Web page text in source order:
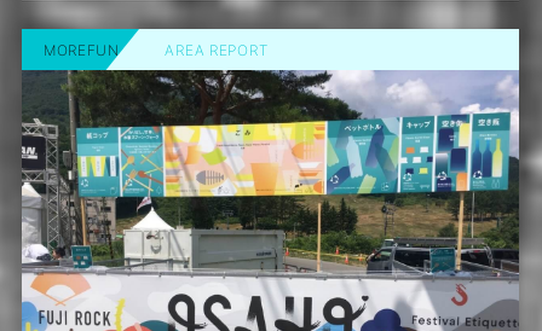
MOREFUN AREA REPORT